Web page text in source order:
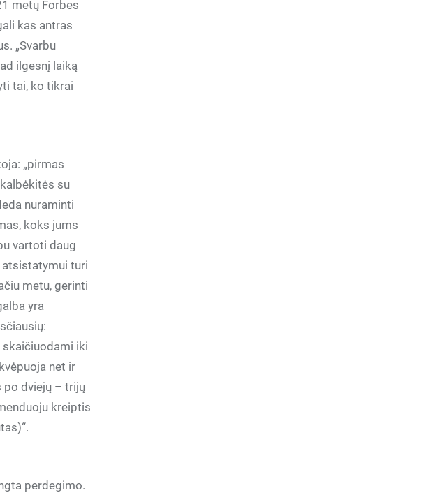
metų Forbes
kas antras
„Svarbu
ilgesnį laiką
tai, ko tikrai
„pirmas
su
nuraminti
koks jums
vartoti daug
atsistatymui turi
metu, gerinti
yra
iki
net ir
po dviejų – trijų
kreiptis
perdegimo.